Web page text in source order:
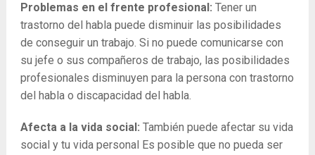
Problemas en el frente profesional: Tener un
trastorno del habla puede disminuir las posibilidades
de conseguir un trabajo. Si no puede comunicarse con
su jefe o sus compañeros de trabajo, las posibilidades
profesionales disminuyen para la persona con trastorno
del habla o discapacidad del habla.
Afecta a la vida social: También puede afectar su vida
social y tu vida personal Es posible que no pueda ser